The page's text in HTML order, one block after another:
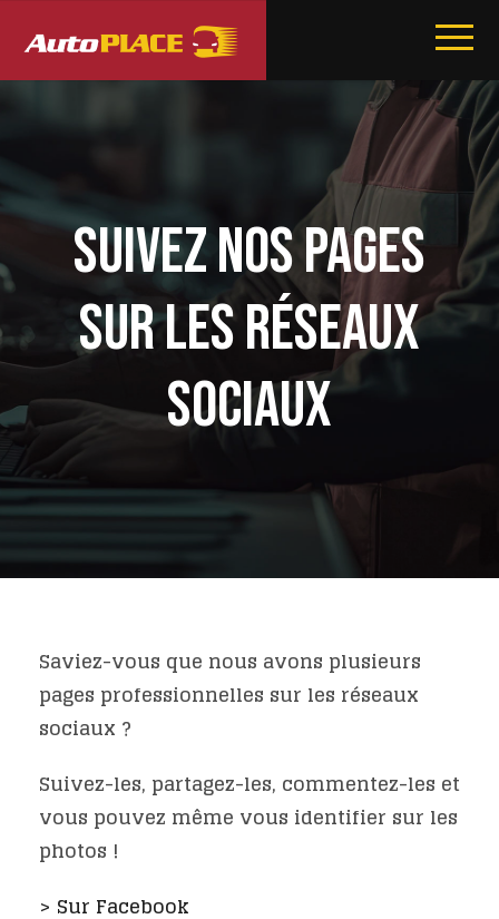
SUIVEZ NOS PAGES
SUR LES RÉSEAUX
SOCIAUX
Saviez-vous que nous avons plusieurs
pages professionnelles sur les réseaux
sociaux ?
Suivez-les, partagez-les, commentez-les et
vous pouvez même vous identifier sur les
photos !
> Sur Facebook